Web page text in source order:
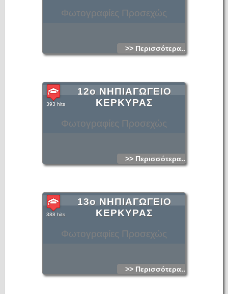
Φωτογραφίες Προσεχώς
>> Περισσότερα...
Φωτογραφίες Προσεχώς
12ο ΝΗΠΙΑΓΩΓΕΙΟ
ΚΕΡΚΥΡΑΣ
393 hits
>> Περισσότερα...
Φωτογραφίες Προσεχώς
13ο ΝΗΠΙΑΓΩΓΕΙΟ
ΚΕΡΚΥΡΑΣ
388 hits
>> Περισσότερα...